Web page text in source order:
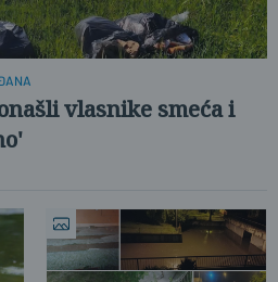
vlasnike smeća i